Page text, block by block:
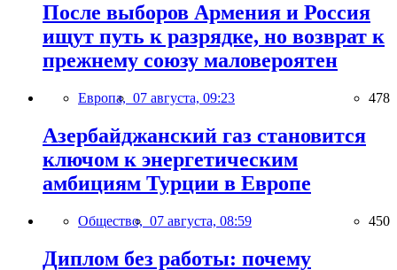
После выборов Армения и Россия
ищут путь к разрядке, но возврат к
прежнему союзу маловероятен
Европа, 07 августа, 09:23 478
Азербайджанский газ становится
ключом к энергетическим
амбициям Турции в Европе
Общество, 07 августа, 08:59 450
Диплом без работы: почему